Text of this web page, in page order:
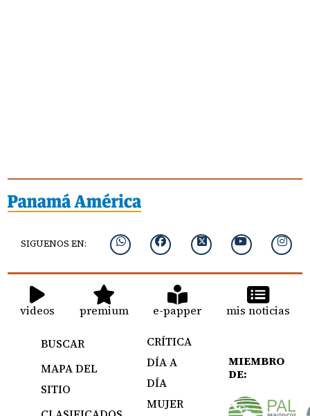
SIGUENOS EN:
videos premium e-papper mis noticias
BUSCAR
MAPA DEL
SITIO
CRÍTICA
DÍA A
DÍA
MUJER
MIEMBRO
DE: